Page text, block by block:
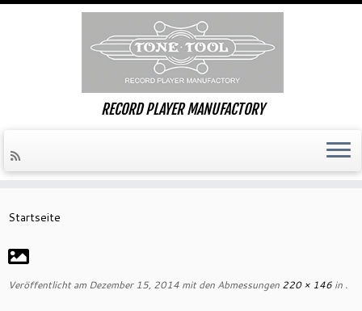
Inhalt
RECORD PLAYER MANUFACTORY
Startseite
Veröffentlicht am Dezember 15, 2014 mit den Abmessungen 220 × 146 in .